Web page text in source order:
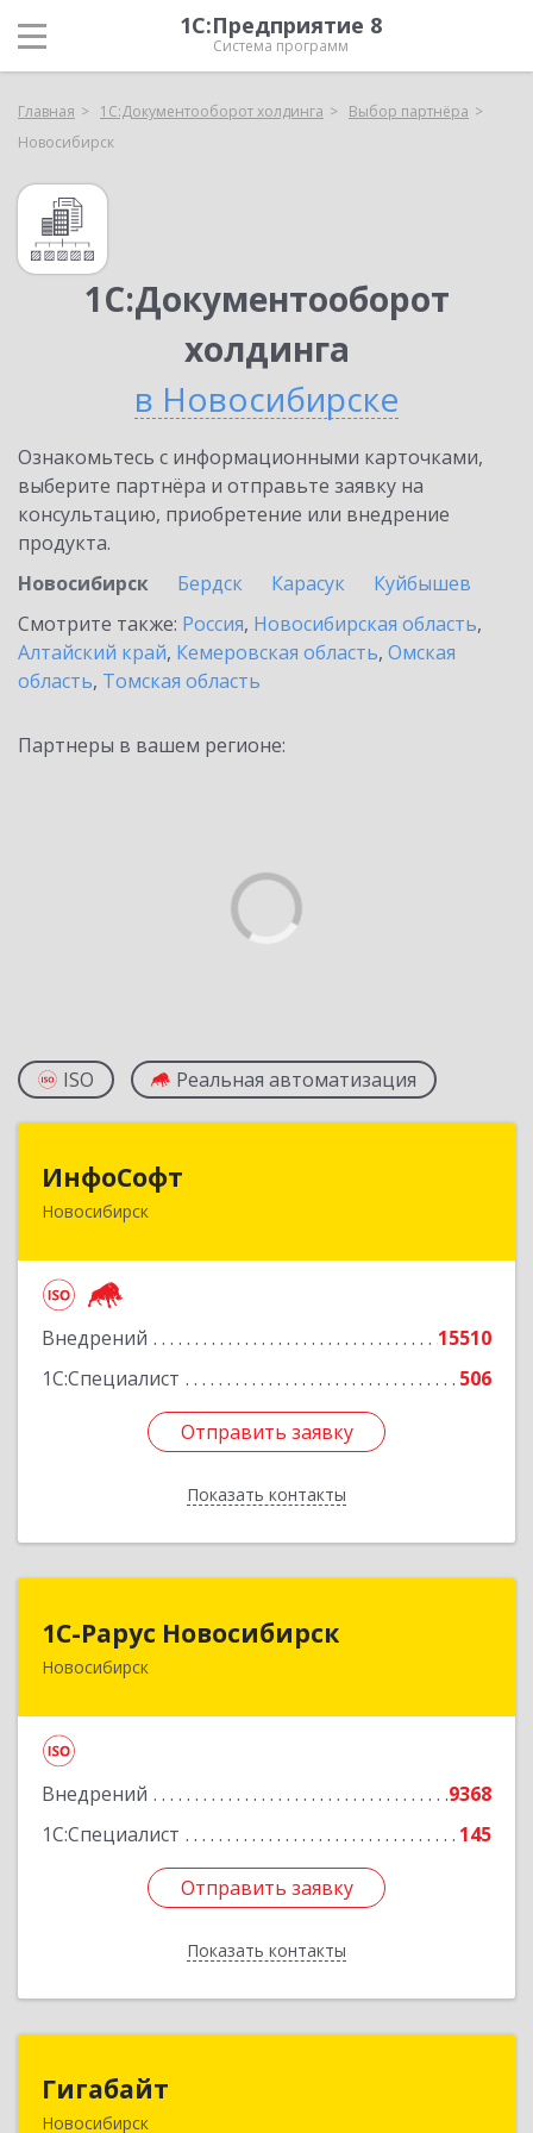
1С:Предприятие 8
Система программ
Главная 1С:Документооборот холдинга
Выбор партнёра
Новосибирск
1С:Документооборот
холдинга
в Новосибирске
Ознакомьтесь с информационными карточками,
выберите партнёра и отправьте заявку на
консультацию, приобретение или внедрение
продукта.
Новосибирск
Бердск Карасук
Куйбышев
Смотрите также: Россия, Новосибирская область,
Алтайский край, Кемеровская область, Омская
область, Томская область
Партнеры в вашем регионе:
ISO Реальная автоматизация
ИнфоСофт
Новосибирск
Внедрений
15510
1С:Специалист
506
Отправить заявку
Показать контакты
630091, Новосибирская обл, Новосибирск г,
Отправить заявку
Назад
1С-Рарус Новосибирск
Новосибирск
Внедрений
9368
1С:Специалист
145
Отправить заявку
Показать контакты
1С-Рарус Новосибирск
630015, Новосибирская обл, Новосибирск г,
Подробнее
Отправить заявку
Назад
Гигабайт
Новосибирск
630099, Новосибирская обл, Новосибирск г,